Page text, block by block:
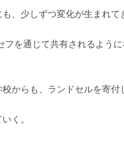
、少しずつ変化が生まれて
を通じて共有されるよう
からも、ランドセルを寄付
く。